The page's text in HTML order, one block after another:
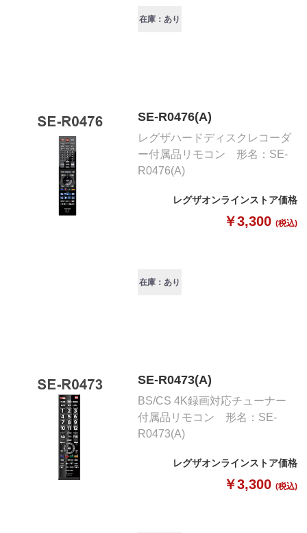
在庫：あり
SE-R0476(A)
レグザハードディスクレコーダ
ー付属品リモコン 形名：SE-
R0476(A)
レグザオンラインストア価格
￥3,300 (税込)
在庫：あり
SE-R0473(A)
BS/CS 4K録画対応チューナー
付属品リモコン 形名：SE-
R0473(A)
レグザオンラインストア価格
￥3,300 (税込)